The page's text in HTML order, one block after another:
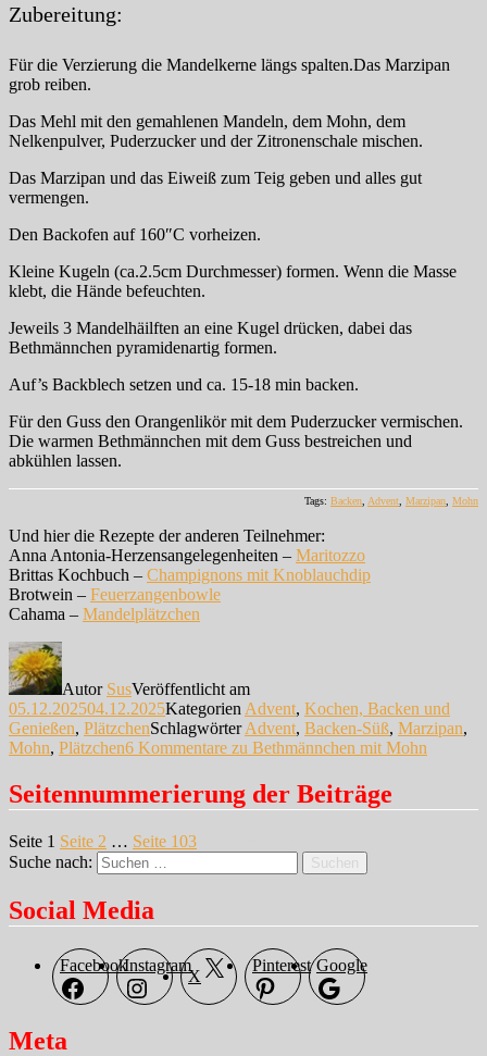
Zubereitung:
Für die Verzierung die Mandelkerne längs spalten.Das Marzipan
grob reiben.
Das Mehl mit den gemahlenen Mandeln, dem Mohn, dem
Nelkenpulver, Puderzucker und der Zitronenschale mischen.
Das Marzipan und das Eiweiß zum Teig geben und alles gut
vermengen.
Den Backofen auf 160″C vorheizen.
Kleine Kugeln (ca.2.5cm Durchmesser) formen. Wenn die Masse
klebt, die Hände befeuchten.
Jeweils 3 Mandelhäilften an eine Kugel drücken, dabei das
Bethmännchen pyramidenartig formen.
Auf’s Backblech setzen und ca. 15-18 min backen.
Für den Guss den Orangenlikör mit dem Puderzucker vermischen.
Die warmen Bethmännchen mit dem Guss bestreichen und
abkühlen lassen.
Tags: Backen, Advent, Marzipan, Mohn
Und hier die Rezepte der anderen Teilnehmer:
Anna Antonia-Herzensangelegenheiten – Maritozzo
Brittas Kochbuch – Champignons mit Knoblauchdip
Brotwein – Feuerzangenbowle
Cahama – Mandelplätzchen
Autor SusVeröffentlicht am
05.12.202504.12.2025KategorienAdvent, Kochen, Backen und
Genießen, PlätzchenSchlagwörterAdvent, Backen-Süß, Marzipan,
Mohn, Plätzchen6 Kommentare zu Bethmännchen mit Mohn
Seitennummerierung der Beiträge
Seite 1 Seite 2 … Seite 103
Suche nach:
Suchen
Social Media
FacebookInstagram
X
Pinterest Google
Meta